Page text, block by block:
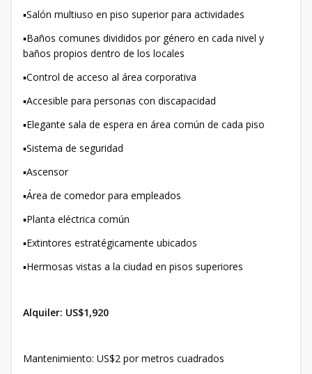
▪️Salón multiuso en piso superior para actividades⁣
▪️Baños comunes divididos por género en cada nivel y
baños propios dentro de los locales⁣
▪️Control de acceso al área corporativa⁣
▪️Accesible para personas con discapacidad⁣
▪️Elegante sala de espera en área común de cada piso⁣
▪️Sistema de seguridad⁣
▪️Ascensor⁣
▪️Área de comedor para empleados⁣
▪️Planta eléctrica común⁣
▪️Extintores estratégicamente ubicados⁣
▪️Hermosas vistas a la ciudad en pisos superiores
Alquiler: US$1,920
Mantenimiento: US$2 por metros cuadrados